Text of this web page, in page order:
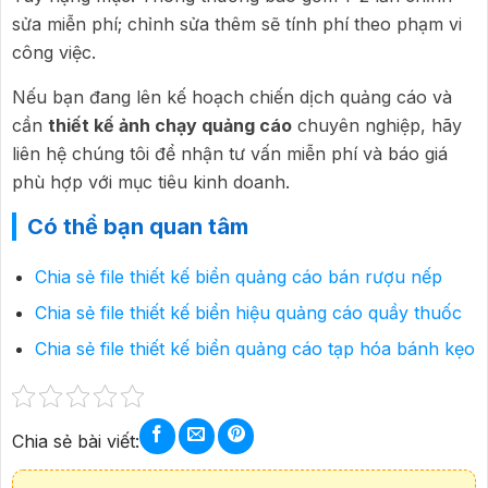
sửa miễn phí; chỉnh sửa thêm sẽ tính phí theo phạm vi
công việc.
Nếu bạn đang lên kế hoạch chiến dịch quảng cáo và
cần thiết kế ảnh chạy quảng cáo chuyên nghiệp, hãy
liên hệ chúng tôi để nhận tư vấn miễn phí và báo giá
phù hợp với mục tiêu kinh doanh.
Có thể bạn quan tâm
Chia sẻ file thiết kế biển quảng cáo bán rượu nếp
Chia sẻ file thiết kế biển hiệu quảng cáo quầy thuốc
Chia sẻ file thiết kế biển quảng cáo tạp hóa bánh kẹo
Chia sẻ bài viết: